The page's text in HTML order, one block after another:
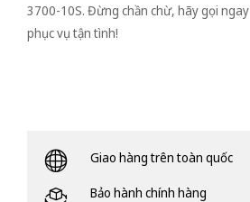
3700-10S. Đừng chần chừ, hãy gọi ngay
phục vụ tận tình!
Giao hàng trên toàn quốc
Bảo hành chính hàng